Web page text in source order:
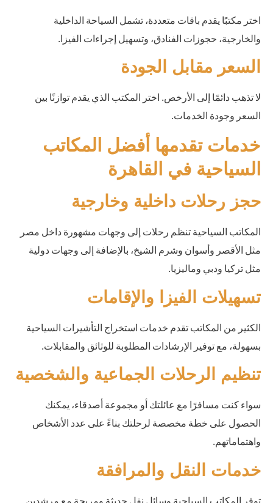
اختر مكتبًا يقدم باقات متعددة، تشمل السياحة الداخلية
والخارجية، حجوزات الفنادق، وتسهيل إجراءات الفيزا.
السعر مقابل الجودة
لا تذهب دائمًا إلى الأرخص. اختر المكتب الذي يقدم توازنًا بين
السعر وجودة الخدمات.
خدمات تقدمها أفضل المكاتب
السياحية في القاهرة
حجز رحلات داخلية وخارجية
المكاتب السياحية تنظم رحلات إلى وجهات مشهورة داخل مصر
مثل الأقصر وأسوان وشرم الشيخ، بالإضافة إلى وجهات دولية
مثل تركيا ودبي وماليزيا.
تسهيلات الفيزا والإقامات
الكثير من المكاتب تقدم خدمات استخراج التأشيرات السياحية
بسهولة، مع توفير الإرشادات المطلوبة للوثائق والمقابلات.
تنظيم الرحلات الجماعية والشخصية
سواء كنت مسافرًا مع عائلتك أو مجموعة أصدقاء، يمكنك
الحصول على خطة مخصصة لرحلتك بناءً على عدد الأشخاص
واهتماماتهم.
خدمات النقل والمرافقة
توفر المكاتب السياحية وسائل نقل حديثة ومريحة مع مرشدين